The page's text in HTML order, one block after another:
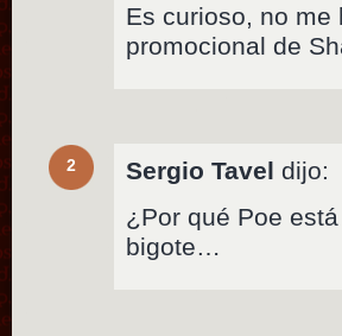
Es curioso, no
promocional de
2 Sergio Tavel dijo:
¿Por qué Poe
bigote…